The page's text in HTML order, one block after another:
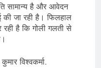
सामान्य है और आवेदन
की जा रही है। फिलहाल
है कि गोली गलती से
विश्वकर्मा.